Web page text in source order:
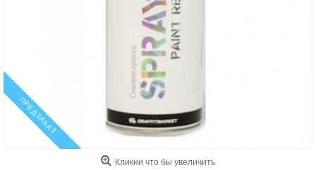
ПРЕДЗАКАЗ
Кликни что бы увеличить